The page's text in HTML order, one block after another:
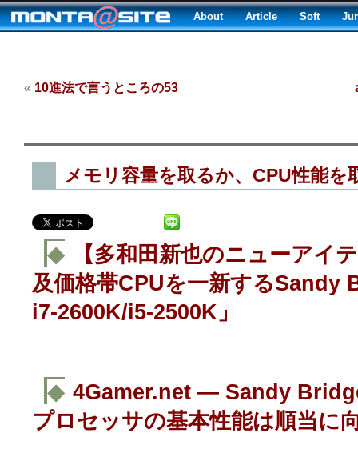
About Article Soft
« 10進法で言うところの53
メモリ容量を取るか、CPU性能を
◆
【多和田新也のニューアイ
及価格帯CPUを一新するSandy
i7-2600K/i5-2500K」
◆ 4Gamer.net ― Sandy
プロセッサの基本性能は順当に